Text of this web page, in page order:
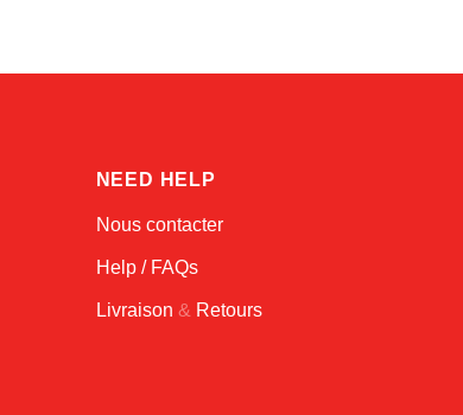
NEED HELP
Nous contacter
Help / FAQs
Livraison & Retours